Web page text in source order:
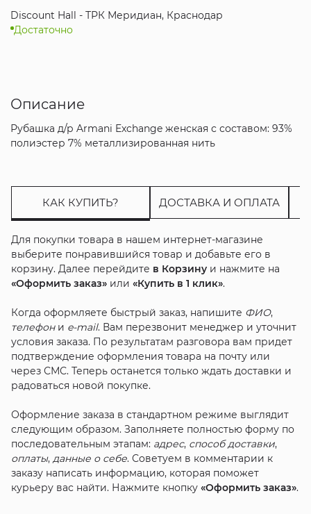
Discount Hall - ТРК Меридиан, Краснодар
Достаточно
Описание
Рубашка д/р Armani Exchange женская с составом: 93%
полиэстер 7% металлизированная нить
КАК КУПИТЬ? ДОСТАВКА И ОПЛАТА
Для покупки товара в нашем интернет-магазине
выберите понравившийся товар и добавьте его в
корзину. Далее перейдите в Корзинуи нажмите на
«Оформить заказ»или «Купить в 1 клик».
Когда оформляете быстрый заказ, напишите ФИО,
телефони e-mail. Вам перезвонит менеджер и уточнит
условия заказа. По результатам разговора вам придет
подтверждение оформления товара на почту или
через СМС. Теперь останется только ждать доставки и
радоваться новой покупке.
Оформление заказа в стандартном режиме выглядит
следующим образом. Заполняете полностью форму по
последовательным этапам: адрес, способ доставки,
оплаты, данные о себе. Советуем в комментарии к
заказу написать информацию, которая поможет
курьеру вас найти. Нажмите кнопку «Оформить заказ».